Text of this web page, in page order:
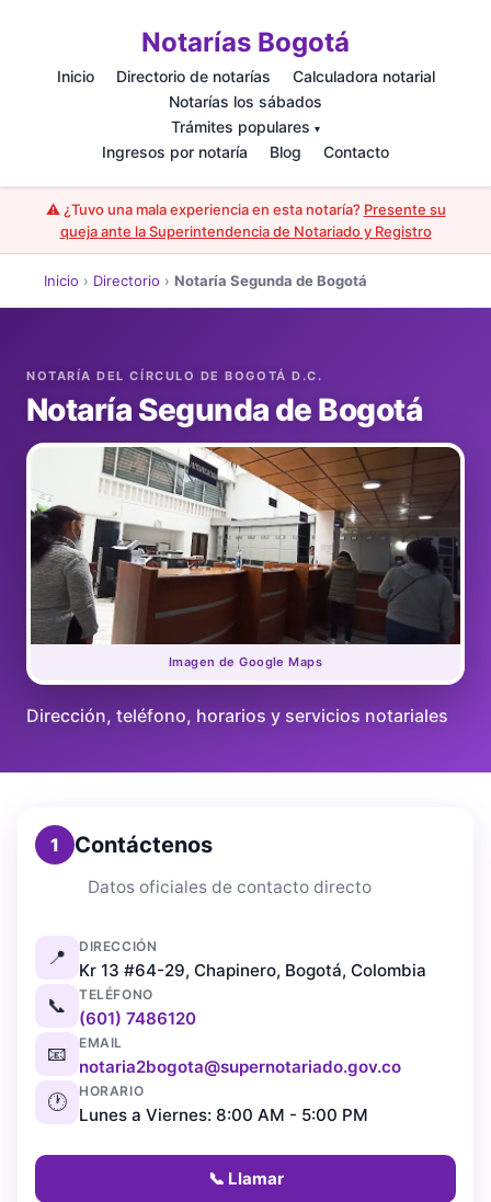
Notarías Bogotá
Inicio Directorio de notarías
Calculadora notarial
Notarías los sábados
Trámites populares ▾
Ingresos por notaría Blog Contacto
⚠️ ¿Tuvo una mala experiencia en esta notaría? Presente su
queja ante la Superintendencia de Notariado y Registro
Inicio › Directorio › Notaría Segunda de Bogotá
Notaría Segunda de Bogotá
Imagen de Google Maps
Dirección, teléfono, horarios y servicios notariales
1 Contáctenos
Datos oficiales de contacto directo
📍 DIRECCIÓN
Kr 13 #64-29, Chapinero, Bogotá, Colombia
📞 TELÉFONO
(601) 7486120
📧 EMAIL
notaria2bogota@supernotariado.gov.co
🕐 HORARIO
Lunes a Viernes: 8:00 AM - 5:00 PM
📞 Llamar